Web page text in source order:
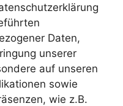
Daten,
unserer
auf unseren
sowie
wie z.B.